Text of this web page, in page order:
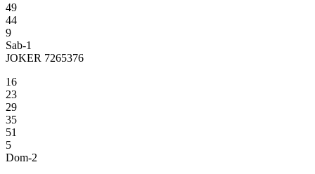
49
44
9
Sab-1
JOKER 7265376
16
23
29
35
51
5
Dom-2